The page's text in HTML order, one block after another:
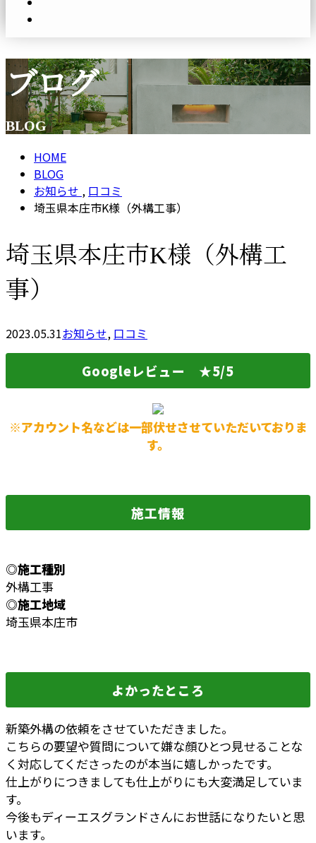
メールフォーム
ブログ
BLOG
HOME
BLOG
お知らせ , 口コミ
埼玉県本庄市K様（外構工事）
埼玉県本庄市K様（外構工
事）
2023.05.31お知らせ, 口コミ
Googleレビュー ★5/5
※アカウント名などは一部伏せさせていただいておりま
す。
施工情報
◎施工種別
外構工事
◎施工地域
埼玉県本庄市
よかったところ
新築外構の依頼をさせていただきました。
こちらの要望や質問について嫌な顔ひとつ見せることな
く対応してくださったのが本当に嬉しかったです。
仕上がりにつきましても仕上がりにも大変満足していま
す。
今後もディーエスグランドさんにお世話になりたいと思
います。